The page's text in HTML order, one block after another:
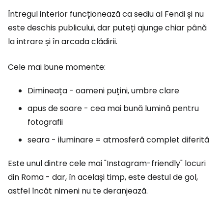
Întregul interior funcționează ca sediu al Fendi și nu
este deschis publicului, dar puteți ajunge chiar până
la intrare și în arcada clădirii.
Cele mai bune momente:
Dimineața - oameni puțini, umbre clare
apus de soare - cea mai bună lumină pentru
fotografii
seara - iluminare = atmosferă complet diferită
Este unul dintre cele mai "Instagram-friendly" locuri
din Roma - dar, în același timp, este destul de gol,
astfel încât nimeni nu te deranjează.